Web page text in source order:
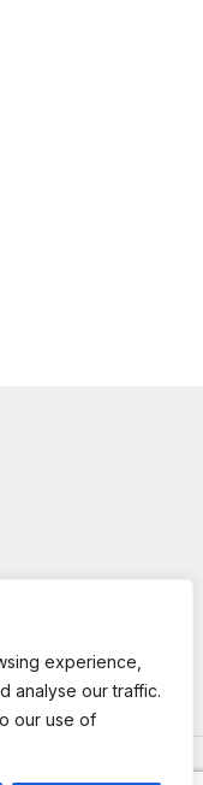
experience,
analyse our traffic.
our use of